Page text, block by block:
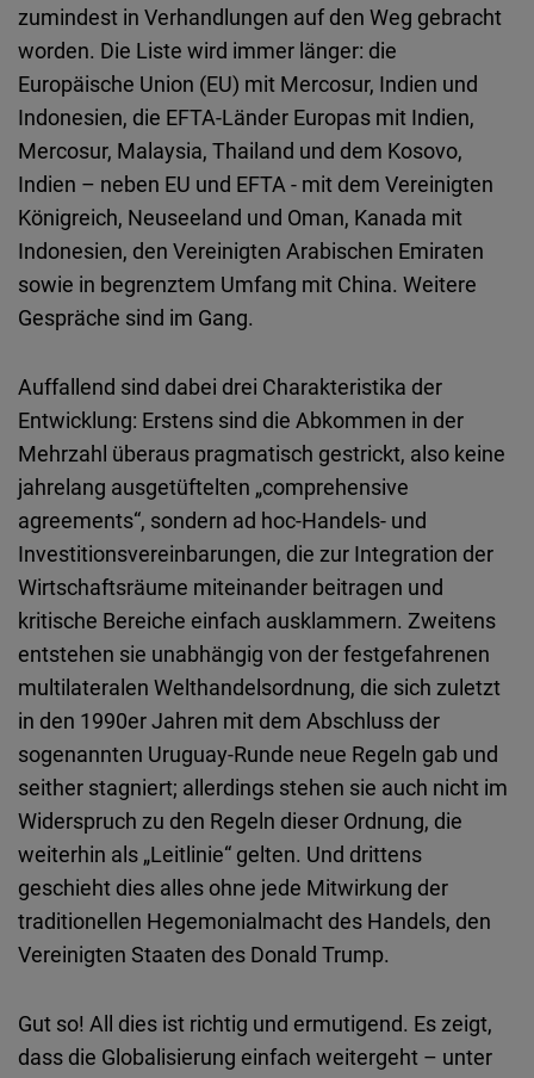
zumindest in Verhandlungen auf den Weg gebracht
worden. Die Liste wird immer länger: die
Europäische Union (EU) mit Mercosur, Indien und
Indonesien, die EFTA-Länder Europas mit Indien,
Mercosur, Malaysia, Thailand und dem Kosovo,
Indien – neben EU und EFTA - mit dem Vereinigten
Königreich, Neuseeland und Oman, Kanada mit
Indonesien, den Vereinigten Arabischen Emiraten
sowie in begrenztem Umfang mit China. Weitere
Gespräche sind im Gang.
Auffallend sind dabei drei Charakteristika der
Entwicklung: Erstens sind die Abkommen in der
Mehrzahl überaus pragmatisch gestrickt, also keine
jahrelang ausgetüftelten „comprehensive
agreements“, sondern ad hoc-Handels- und
Investitionsvereinbarungen, die zur Integration der
Wirtschaftsräume miteinander beitragen und
kritische Bereiche einfach ausklammern. Zweitens
entstehen sie unabhängig von der festgefahrenen
multilateralen Welthandelsordnung, die sich zuletzt
in den 1990er Jahren mit dem Abschluss der
sogenannten Uruguay-Runde neue Regeln gab und
seither stagniert; allerdings stehen sie auch nicht im
Widerspruch zu den Regeln dieser Ordnung, die
weiterhin als „Leitlinie“ gelten. Und drittens
geschieht dies alles ohne jede Mitwirkung der
traditionellen Hegemonialmacht des Handels, den
Vereinigten Staaten des Donald Trump.
Gut so! All dies ist richtig und ermutigend. Es zeigt,
dass die Globalisierung einfach weitergeht – unter
Embed
Typeform
Embed